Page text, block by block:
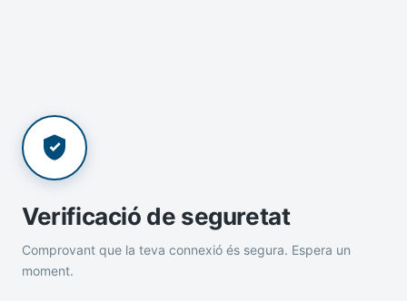
Verificació de seguretat
Comprovant que la teva connexió és segura. Espera un
moment.